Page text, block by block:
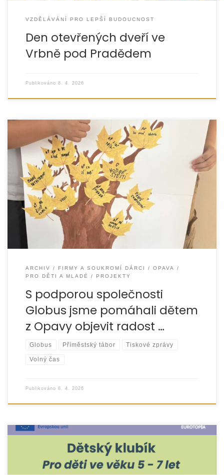
VZDĚLÁVÁNÍ PRO LEPŠÍ BUDOUCNOST
Den otevřených dveří ve
Vrbně pod Pradědem
Publikováno 8. 4. 2026
Organizace EUROTOPIA.CZ realizovala s podporou
společnosti Globus ČR, v.o.s. od června 2025 do dubna
2026 projekt „S Modrou kočkou hravě
ARCHIV FIRMY A SOUKROMÍ DÁRCI
OPAVA
PRO DĚTI A MLADÉ
PROJEKTY
S podporou společnosti
Globus jsme pomáhali dětem
z Opavy objevit radost …
Globus Příměstský tábor Tiskové zprávy
Volný čas
Publikováno 8. 4. 2026